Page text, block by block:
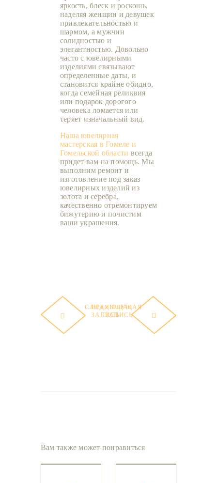
яркость, блеск и роскошь,
наделяя женщин и девушек
привлекательностью и
шармом, а мужчин
солидностью и
элегантностью. Довольно
часто с ювелирными
изделиями связывают
определенные даты, и
становится крайне обидно,
когда семейная реликвия
или подарок дорогого
человека ломается или
теряет изначальный вид.
Наша ювелирная
мастерская в Гомеле и
Гомельской области всегда
придет вам на помощь. Мы
выполним ремонт и
изготовление под заказ
ювелирных изделий из
золота и серебра,
качественно отремонтируем
бижутерию и почистим
ваши украшения.
ПРЕДЫДУЩАЯ
ЗАПИСЬ
СЛЕДУЮЩАЯ
ЗАПИСЬ
Вам также может понравиться